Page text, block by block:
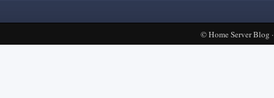
©Home Server Blog